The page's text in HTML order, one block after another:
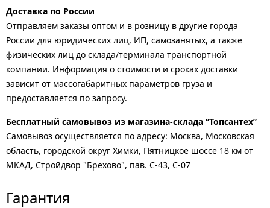
Доставка по России
Отправляем заказы оптом и в розницу в другие города
России для юридических лиц, ИП, самозанятых, а также
физических лиц до склада/терминала транспортной
компании. Информация о стоимости и сроках доставки
зависит от массогабаритных параметров груза и
предоставляется по запросу.
Бесплатный самовывоз из магазина-склада “Топсантех”
Самовывоз осуществляется по адресу: Москва, Московская
область, городской округ Химки, Пятницкое шоссе 18 км от
МКАД, Стройдвор "Брехово", пав. С-43, С-07
Гарантия